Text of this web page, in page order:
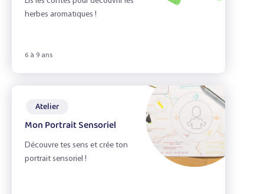
herbes aromatiques !
6 à 9 ans
Atelier
Mon Portrait Sensoriel
Découvre tes sens et crée ton
portrait sensoriel !